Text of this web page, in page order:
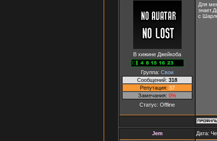
В хижине Джейкоба
Группа: Свои
Сообщений: 318
Репутация: 37
Замечания: 0%
Статус: Offline
Для
с
Jem Дата: